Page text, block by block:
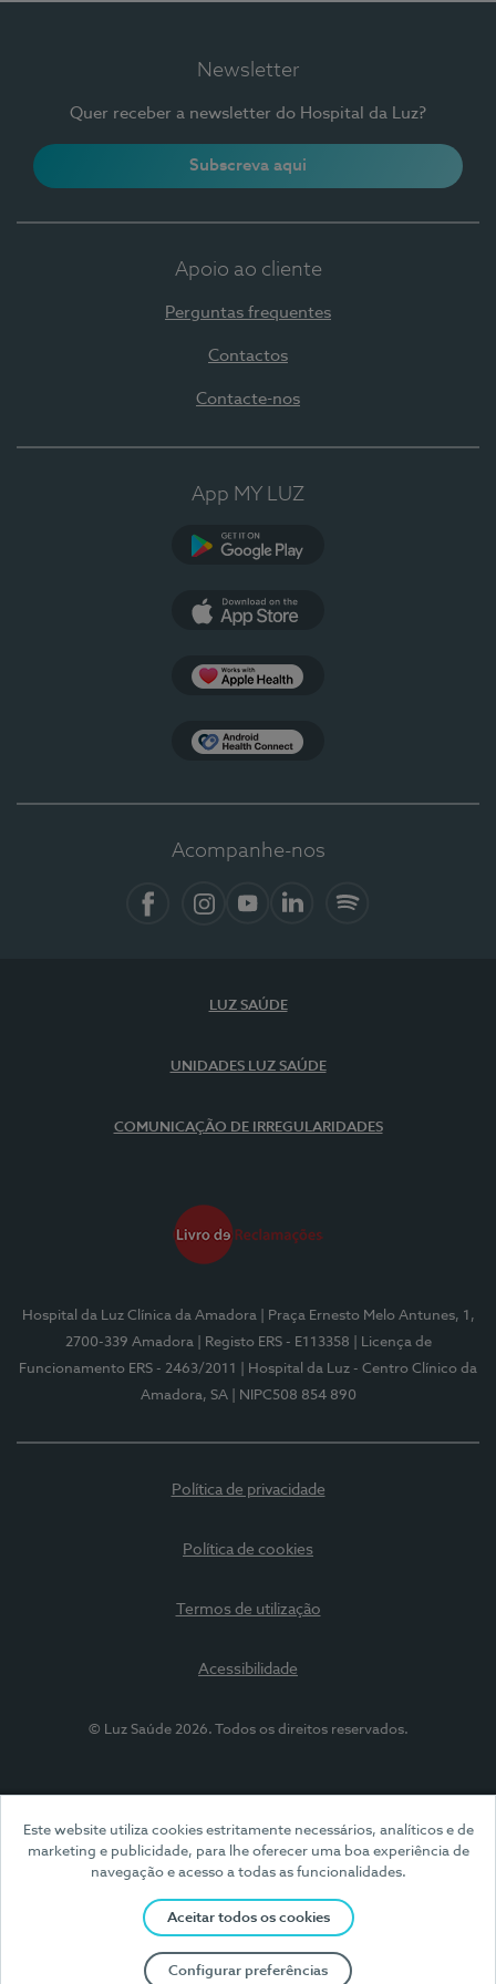
Este website utiliza cookies estritamente necessários, analíticos e de
marketing e publicidade, para lhe oferecer uma boa experiência de
navegação e acesso a todas as funcionalidades.
Aceitar todos os cookies
Configurar preferências
Newsletter
Quer receber a newsletter do Hospital da Luz?
Subscreva aqui
Apoio ao cliente
Perguntas frequentes
Contactos
Contacte-nos
App MY LUZ
Acompanhe-nos
LUZ SAÚDE
UNIDADES LUZ SAÚDE
COMUNICAÇÃO DE IRREGULARIDADES
Hospital da Luz Clínica da Amadora
| Praça Ernesto Melo Antunes, 1,
2700-339 Amadora
| Registo ERS - E113358
| Licença de
Funcionamento ERS - 2463/2011
| Hospital da Luz - Centro Clínico da
Amadora, SA
| NIPC508 854 890
Política de privacidade
Política de cookies
Termos de utilização
Acessibilidade
© Luz Saúde 2026. Todos os direitos reservados.